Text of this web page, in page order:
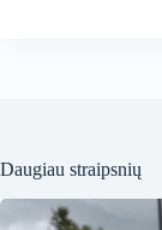
Daugiau straipsnių